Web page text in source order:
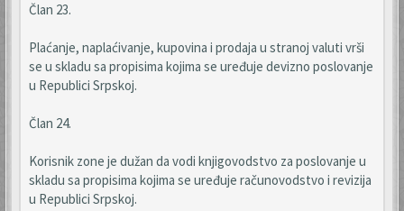
Član 23.
Plaćanje, naplaćivanje, kupovina i prodaja u stranoj valuti vrši
se u skladu sa propisima kojima se uređuje devizno poslovanje
u Republici Srpskoj.
Član 24.
Korisnik zone je dužan da vodi knjigovodstvo za poslovanje u
skladu sa propisima kojima se uređuje računovodstvo i revizija
u Republici Srpskoj.